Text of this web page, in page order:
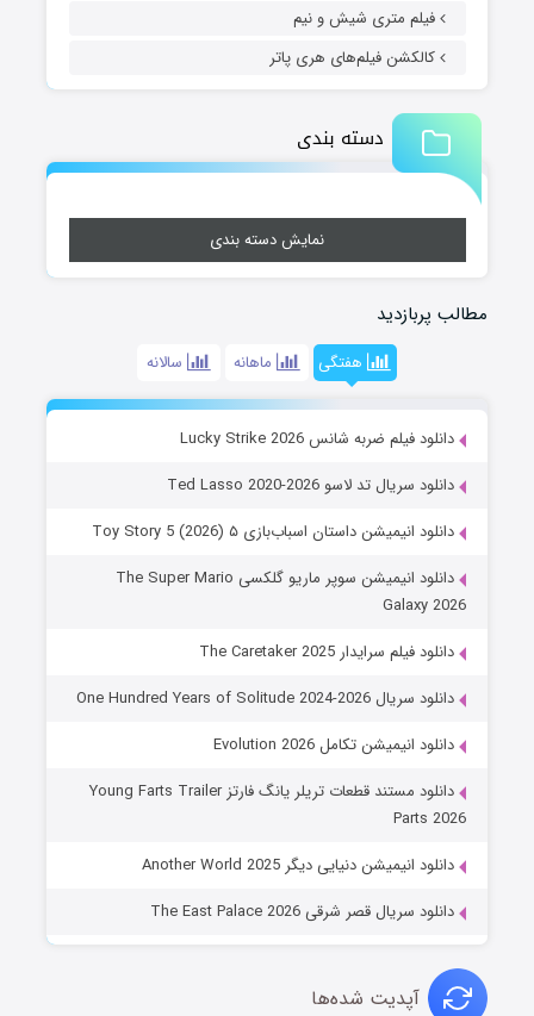
فیلم متری شیش و نیم
کالکشن فیلم‌های هری پاتر
دسته بندی
نمایش دسته بندی
مطالب پربازدید
هفتگی ماهانه سالانه
دانلود فیلم ضربه شانس Lucky Strike 2026
دانلود سریال تد لاسو Ted Lasso 2020-2026
دانلود انیمیشن داستان اسباب‌بازی ۵ Toy Story 5 (2026)
دانلود انیمیشن سوپر ماریو گلکسی The Super Mario
Galaxy 2026
دانلود فیلم سرایدار The Caretaker 2025
دانلود سریال One Hundred Years of Solitude 2024-2026
دانلود انیمیشن تکامل Evolution 2026
دانلود مستند قطعات تریلر یانگ فارتز Young Farts Trailer
Parts 2026
دانلود انیمیشن دنیایی دیگر Another World 2025
دانلود سریال قصر شرقی The East Palace 2026
آپدیت شده‌ها